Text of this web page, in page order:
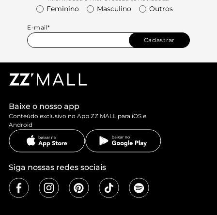
Feminino Masculino Outros
E-mail*
Cadastrar
Baixe o nosso app
Conteúdo exclusivo no App ZZ MALL para iOS e
Android
Siga nossas redes sociais